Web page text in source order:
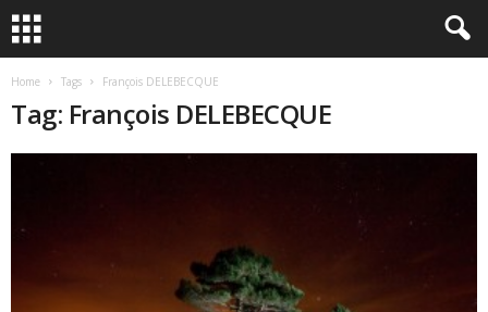
Home Tags François DELEBECQUE
Tag: François DELEBECQUE